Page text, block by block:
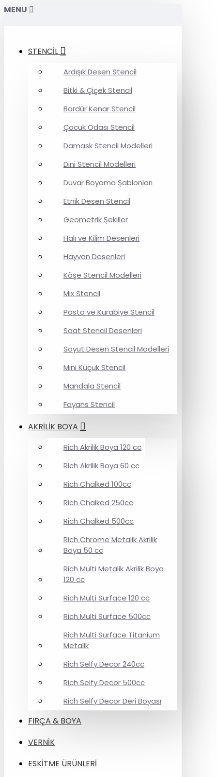
MENU
STENCİL
Ardışık Desen Stencil
Bitki & Çiçek Stencil
Bordür Kenar Stencil
Çocuk Odası Stencil
Damask Stencil Modelleri
Dini Stencil Modelleri
Duvar Boyama Şablonları
Etnik Desen Stencil
Geometrik Şekiller
Halı ve Kilim Desenleri
Hayvan Desenleri
Köşe Stencil Modelleri
Mix Stencil
Pasta ve Kurabiye Stencil
Saat Stencil Desenleri
Soyut Desen Stencil Modelleri
Mini Küçük Stencil
Mandala Stencil
Fayans Stencil
AKRİLİK BOYA
Rich Akrilik Boya 120 cc
Rich Akrilik Boya 60 cc
Rich Chalked 100cc
Rich Chalked 250cc
Rich Chalked 500cc
Rich Chrome Metalik Akrilik
Boya 50 cc
Rich Multi Metalik Akrilik Boya
120 cc
Rich Multi Surface 120 cc
Rich Multi Surface 500cc
Rich Multi Surface Titanium
Metalik
Rich Selfy Decor 240cc
Rich Selfy Decor 500cc
Rich Selfy Decor Deri Boyası
FIRÇA & BOYA
VERNİK
ESKİTME ÜRÜNLERİ